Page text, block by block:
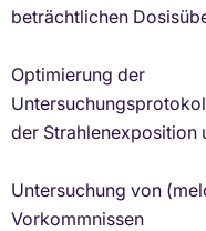
beträchtlichen
Optimierung der
der Strahlenexposition
Untersuchung von
Vorkommnissen